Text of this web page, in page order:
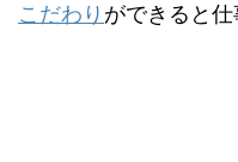
こだわり ができると